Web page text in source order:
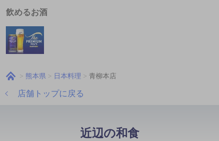
飲めるお酒
熊本県 日本料理 青柳本店
店舗トップに戻る
近辺の和食